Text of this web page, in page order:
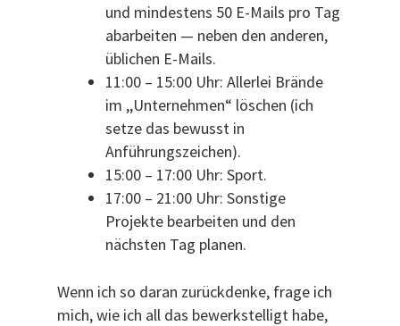
und mindestens 50 E-Mails pro Tag
abarbeiten — neben den anderen,
üblichen E-Mails.
11:00 – 15:00 Uhr: Allerlei Brände
im ,,Unternehmen“ löschen (ich
setze das bewusst in
Anführungszeichen).
15:00 – 17:00 Uhr: Sport.
17:00 – 21:00 Uhr: Sonstige
Projekte bearbeiten und den
nächsten Tag planen.
Wenn ich so daran zurückdenke, frage ich
mich, wie ich all das bewerkstelligt habe,